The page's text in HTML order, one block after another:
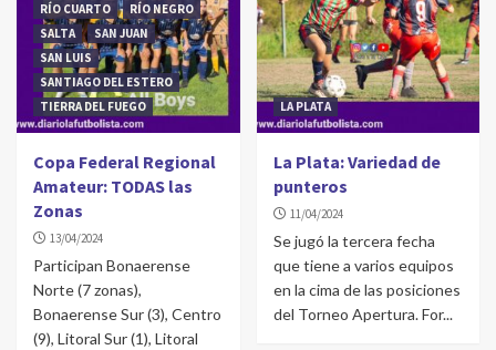
RÍO CUARTO
RÍO NEGRO
SALTA
SAN JUAN
SAN LUIS
SANTIAGO DEL ESTERO
TIERRA DEL FUEGO
Copa Federal Regional
Amateur: TODAS las
Zonas
13/04/2024
Participan Bonaerense
Norte (7 zonas),
Bonaerense Sur (3), Centro
(9), Litoral Sur (1), Litoral
LA PLATA
La Plata: Variedad de
punteros
11/04/2024
Se jugó la tercera fecha
que tiene a varios equipos
en la cima de las posiciones
del Torneo Apertura. For...